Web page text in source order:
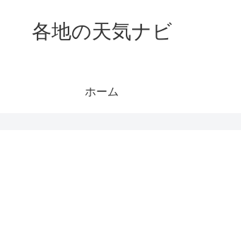
各地の天気ナビ
ホーム